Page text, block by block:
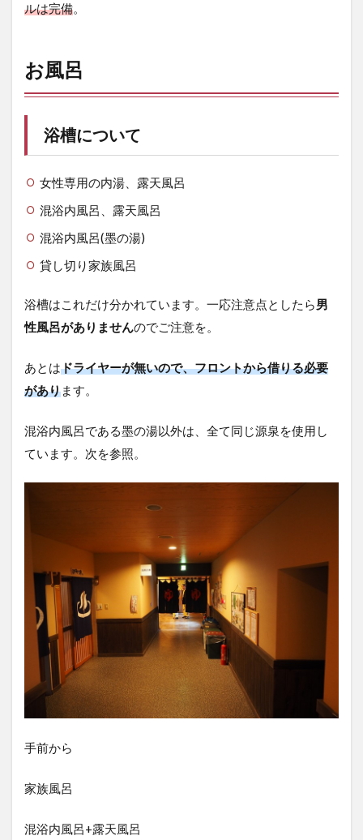
ルは完備。
お風呂
浴槽について
女性専用の内湯、露天風呂
混浴内風呂、露天風呂
混浴内風呂(墨の湯)
貸し切り家族風呂
浴槽はこれだけ分かれています。一応注意点としたら男
性風呂がありませんのでご注意を。
あとはドライヤーが無いので、フロントから借りる必要
があります。
混浴内風呂である墨の湯以外は、全て同じ源泉を使用し
ています。次を参照。
手前から
家族風呂
混浴内風呂+露天風呂